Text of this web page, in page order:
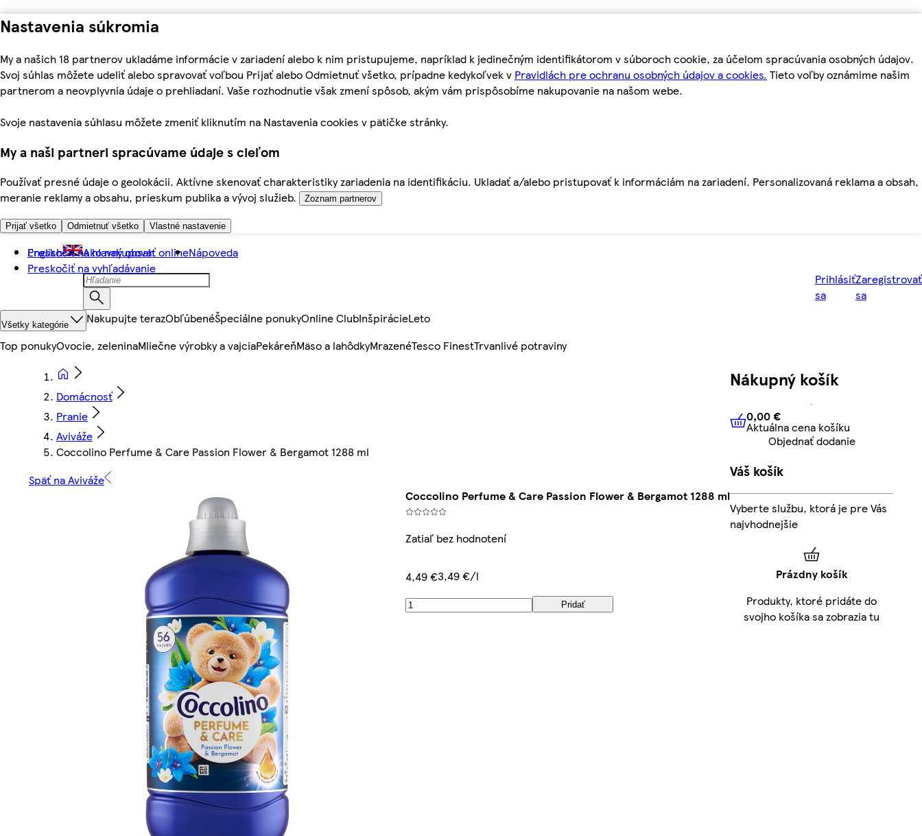
Nastavenia súkromia
My a našich 18 partnerov ukladáme informácie v zariadení alebo k nim pristupujeme, napríklad k jedinečným identifikátorom v súboroch cookie, za účelom spracúvania osobných údajov.
Svoj súhlas môžete udeliť alebo spravovať voľbou Prijať alebo Odmietnuť všetko, prípadne kedykoľvek v Pravidlách pre ochranu osobných údajov a cookies. Tieto voľby oznámime našim
partnerom a neovplyvnia údaje o prehliadaní. Vaše rozhodnutie však zmení spôsob, akým vám prispôsobíme nakupovanie na našom webe.
Svoje nastavenia súhlasu môžete zmeniť kliknutím na Nastavenia cookies v pätičke stránky.
My a naši partneri spracúvame údaje s cieľom
Používať presné údaje o geolokácii. Aktívne skenovať charakteristiky zariadenia na identifikáciu. Ukladať a/alebo pristupovať k informáciám na zariadení. Personalizovaná reklama a obsah,
meranie reklamy a obsahu, prieskum publika a vývoj služieb.
Zoznam partnerov
Prijať všetko Odmietnuť všetko Vlastné nastavenie
Preskočiť na hlavný obsah
Preskočiť na vyhľadávanie
English Ako nakupovať onlineNápoveda
Prihlásiť
sa
Zaregistrovať
sa
Všetky kategórie Nakupujte terazObľúbenéŠpeciálne ponukyOnline ClubInšpirácieLeto
Top ponukyOvocie, zeleninaMliečne výrobky a vajciaPekáreňMäso a lahôdkyMrazenéTesco FinestTrvanlivé potraviny
Domácnosť
Pranie
Aviváže
Coccolino Perfume & Care Passion Flower & Bergamot 1288 ml
Späť na Aviváže
Coccolino Perfume & Care Passion Flower & Bergamot 1288 ml
Zatiaľ bez hodnotení
4,49 €3,49 €/l
Pridať
Nákupný košík
0,00 € Aktuálna cena košíku
0,00 €
Aktuálna cena košíku
Objednať dodanie
Váš košík
Vyberte službu, ktorá je pre Vás
najvhodnejšie
Prázdny košík
Produkty, ktoré pridáte do
svojho košíka sa zobrazia tu